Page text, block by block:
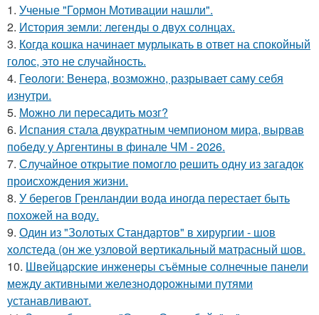
1. Ученые "Гормон Мотивации нашли".
2. История земли: легенды о двух солнцах.
3. Когда кошка начинает мурлыкать в ответ на спокойный
голос, это не случайность.
4. Геологи: Венера, возможно, разрывает саму себя
изнутри.
5. Можно ли пересадить мозг?
6. Испания стала двукратным чемпионом мира, вырвав
победу у Аргентины в финале ЧМ - 2026.
7. Случайное открытие помогло решить одну из загадок
происхождения жизни.
8. У берегов Гренландии вода иногда перестает быть
похожей на воду.
9. Один из "Золотых Стандартов" в хирургии - шов
холстеда (он же узловой вертикальный матрасный шов.
10. Швейцарские инженеры съёмные солнечные панели
между активными железнодорожными путями
устанавливают.